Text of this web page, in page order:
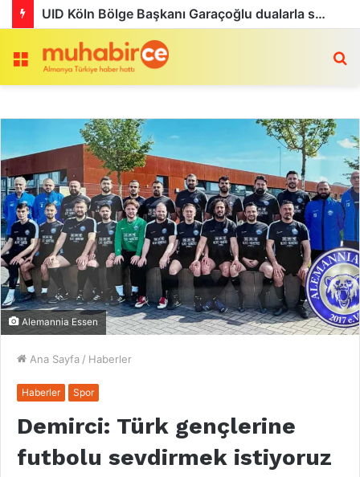
UID Köln Bölge Başkanı Garaçoğlu dualarla son yolculuğuna uğurlandı
Menü
Alemannia Essen
Ana Sayfa / Haberler
Haberler Spor
Demirci: Türk gençlerine
futbolu sevdirmek istiyoruz